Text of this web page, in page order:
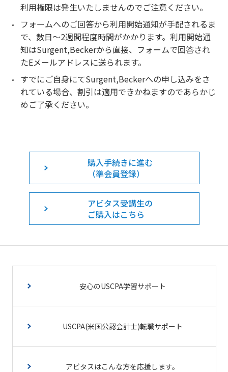
利用権限は発生いたしませんのでご注意ください。
フォームへのご回答から利用開始通知が手配されるま
で、数日～2週間程度時間がかかります。利用開始通
知はSurgent,Beckerから直接、フォームで回答され
たEメールアドレスに送られます。
すでにご自身にてSurgent,Beckerへの申し込みをさ
れている場合、割引は適用できかねますのであらかじ
めご了承ください。
購入手続きに進む
（準会員登録）
アビタス受講生の
ご購入はこちら
安心のUSCPA学習サポート
USCPA(米国公認会計士)転職サポート
アビタスはこんな方を応援します。